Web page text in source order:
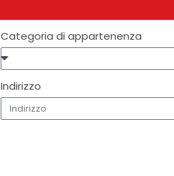
Categoria di appartenenza
Indirizzo